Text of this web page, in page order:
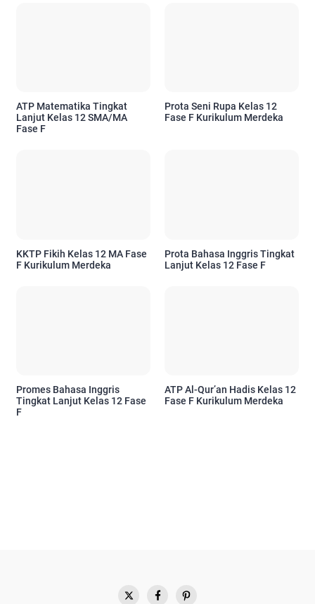
ATP Matematika Tingkat
Lanjut Kelas 12 SMA/MA
Fase F
Prota Seni Rupa Kelas 12
Fase F Kurikulum Merdeka
KKTP Fikih Kelas 12 MA Fase
F Kurikulum Merdeka
Prota Bahasa Inggris Tingkat
Lanjut Kelas 12 Fase F
Promes Bahasa Inggris
Tingkat Lanjut Kelas 12 Fase
F
ATP Al-Qur’an Hadis Kelas 12
Fase F Kurikulum Merdeka